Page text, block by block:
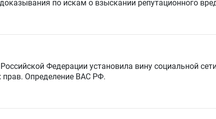
по искам о взыскании репутационного
Федерации установила вину социальной
Определение ВАС РФ.